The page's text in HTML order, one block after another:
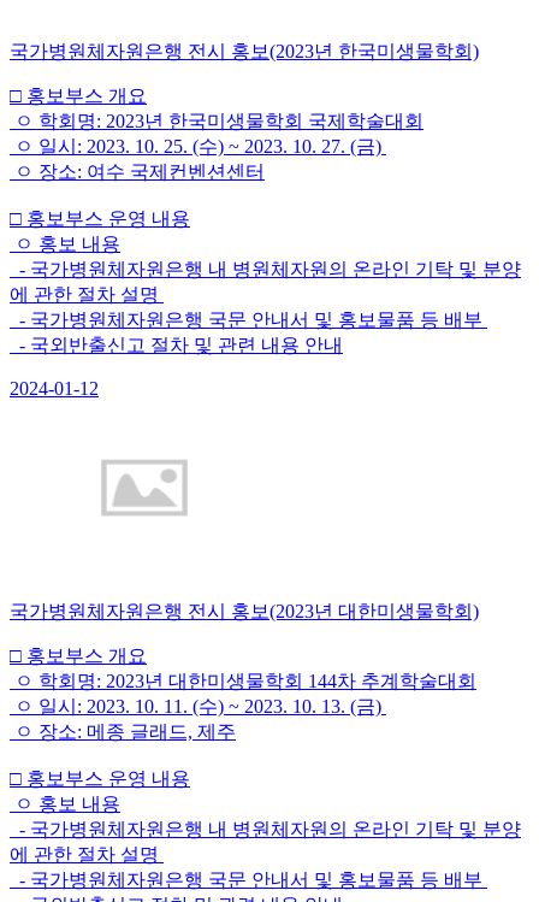
국가병원체자원은행 전시 홍보(2023년 한국미생물학회)
□ 홍보부스 개요
ㅇ 학회명: 2023년 한국미생물학회 국제학술대회
ㅇ 일시: 2023. 10. 25. (수) ~ 2023. 10. 27. (금)
ㅇ 장소: 여수 국제컨벤션센터
□ 홍보부스 운영 내용
ㅇ 홍보 내용
- 국가병원체자원은행 내 병원체자원의 온라인 기탁 및 분양
에 관한 절차 설명
- 국가병원체자원은행 국문 안내서 및 홍보물품 등 배부
- 국외반출신고 절차 및 관련 내용 안내
2024-01-12
국가병원체자원은행 전시 홍보(2023년 대한미생물학회)
□ 홍보부스 개요
ㅇ 학회명: 2023년 대한미생물학회 144차 추계학술대회
ㅇ 일시: 2023. 10. 11. (수) ~ 2023. 10. 13. (금)
ㅇ 장소: 메종 글래드, 제주
□ 홍보부스 운영 내용
ㅇ 홍보 내용
- 국가병원체자원은행 내 병원체자원의 온라인 기탁 및 분양
에 관한 절차 설명
- 국가병원체자원은행 국문 안내서 및 홍보물품 등 배부